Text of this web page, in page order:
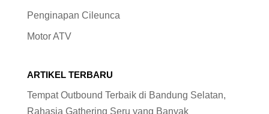
Penginapan Cileunca
Motor ATV
ARTIKEL TERBARU
Tempat Outbound Terbaik di Bandung Selatan,
Rahasia Gathering Seru yang Banyak